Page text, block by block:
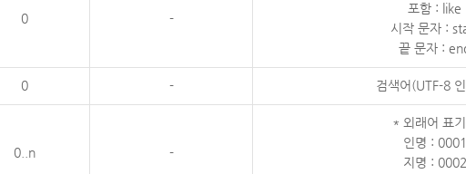
0 -
포함 : like
시작 문자 :
끝 문자 :
0 - 검색어(UTF-8
0..n -
* 외래어 표
인명 : 0001
지명 : 0002